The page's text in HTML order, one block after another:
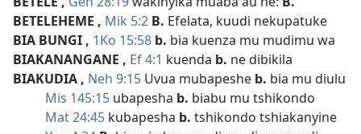
BETELEHEME , Mik 5:2 B. Efelata, kuudi nekupatuke
BIA BUNGI , 1Ko 15:58 b. bia kuenza mu mudimu wa
BIAKANANGANE , Ef 4:1 kuenda b. ne dibikila
BIAKUDIA , Neh 9:15 Uvua mubapeshe b. bia mu diulu
Mis 145:15 ubapesha b. biabu mu tshikondo
Mat 24:45 kubapesha b. tshikondo tshiakanyine